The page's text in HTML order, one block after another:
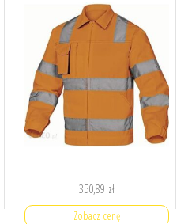
350,89 zł
Zobacz cenę